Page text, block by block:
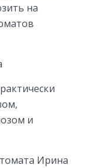
на
и
Ирина